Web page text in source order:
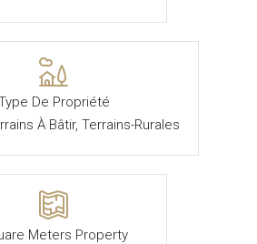
De Propriété
À Bâtir, Terrains-Rurales
Meters Property